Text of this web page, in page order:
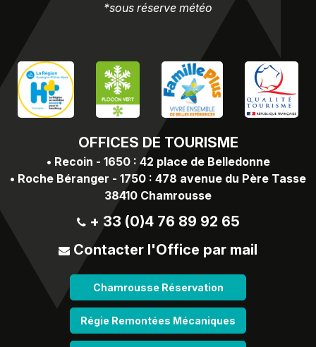
OFFICES DE TOURISME
• Recoin - 1650 : 42 place de Belledonne
• Roche Béranger - 1750 : 478 avenue du Père Tasse
38410 Chamrousse
+ 33 (0)4 76 89 92 65
Contacter l'Office par mail
Chamrousse Réservation
Régie Remontées Mécaniques
*sous réserve météo